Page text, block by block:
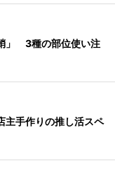
」 3種の部位使い注
手作りの推し活スペ